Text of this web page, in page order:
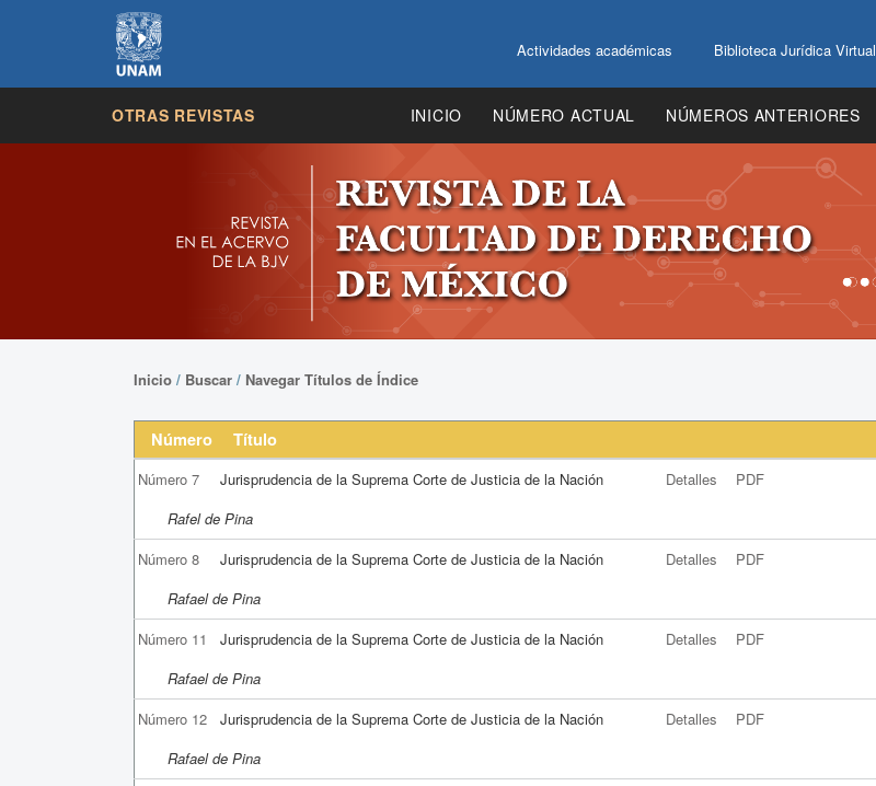
Actividades académicas Biblioteca Jurídica Virtual
OTRAS REVISTAS INICIO NÚMERO ACTUAL NÚMEROS ANTERIORES
Inicio / Buscar / Navegar Títulos de Índice
Número Título
Número 7 Jurisprudencia de la Suprema Corte de Justicia de la Nación Detalles
PDF
Rafel de Pina
Número 8
Jurisprudencia de la Suprema Corte de Justicia de la Nación Detalles
PDF
Rafael de Pina
Número 11
Jurisprudencia de la Suprema Corte de Justicia de la Nación Detalles
PDF
Rafael de Pina
Número 12
Jurisprudencia de la Suprema Corte de Justicia de la Nación Detalles
PDF
Rafael de Pina